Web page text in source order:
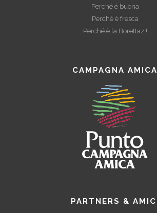
Perché è buona
Perché è fresca
Perché è la Borettaz !
CAMPAGNA AMICA
PARTNERS & AMICI